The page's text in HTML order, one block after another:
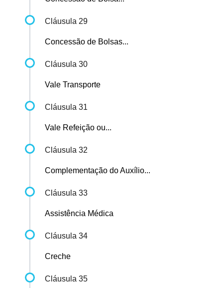
Cláusula 29
Concessão de Bolsas...
Cláusula 30
Vale Transporte
Cláusula 31
Vale Refeição ou...
Cláusula 32
Complementação do Auxílio...
Cláusula 33
Assistência Médica
Cláusula 34
Creche
Cláusula 35